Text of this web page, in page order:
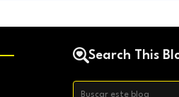
Search This